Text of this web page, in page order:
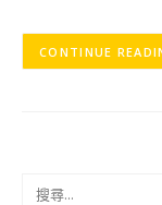
CONTINUE